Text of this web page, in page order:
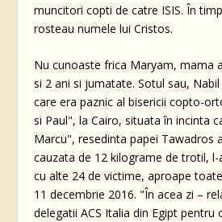
muncitori copti de catre ISIS. În
rosteau numele lui Cristos.
Nu cunoaste frica Maryam, mama
si 2 ani si jumatate. Sotul sau,
care era paznic al bisericii copto-
si Paul", la Cairo, situata în incinta
Marcu", resedinta papei Tawadros
cauzata de 12 kilograme de trotil,
cu alte 24 de victime, aproape
11 decembrie 2016. "În acea zi –
delegatii ACS Italia din Egipt pentru